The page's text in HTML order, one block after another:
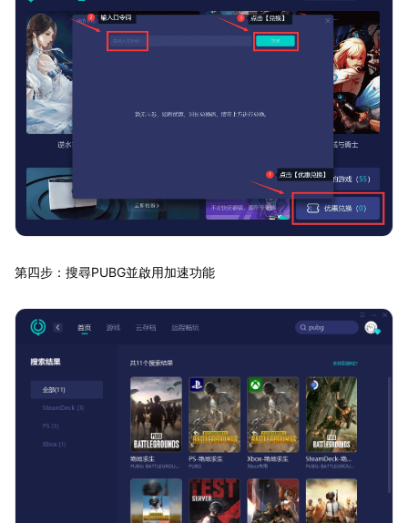
第四步：搜尋PUBG並啟用加速功能